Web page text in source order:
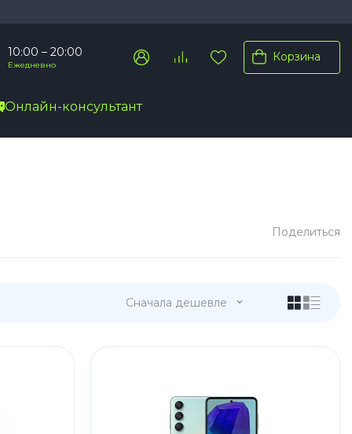
10:00 – 20:00
Ежедневно
Корзина
Онлайн-консультант
Поделиться
Сначала дешевле